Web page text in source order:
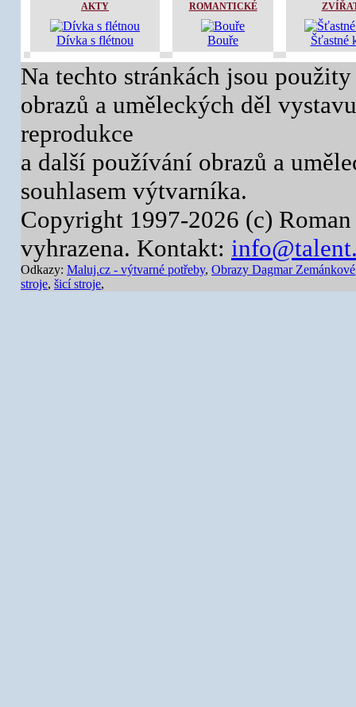
AKTY
Dívka s flétnou
ROMANTICKÉ
Bouře Šťastné
Na techto stránkách jsou
obrazů a uměleckých děl
reprodukce
a další používání obrazů a
souhlasem výtvarníka.
Copyright 1997-2026 (c)
vyhrazena. Kontakt:
Odkazy: Maluj.cz - výtvarné potřeby, Obrazy Dagmar Zemánkové
stroje, šicí stroje,